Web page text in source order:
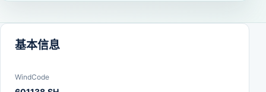
基本信息
WindCode